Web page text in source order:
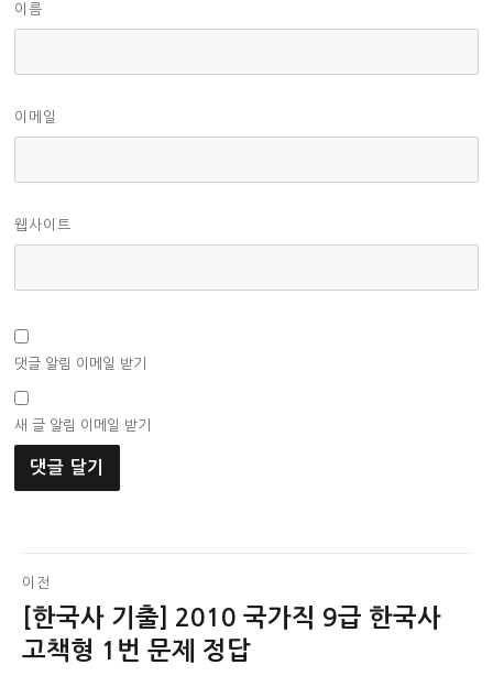
이름
이메일
웹사이트
댓글 알림 이메일 받기
새 글 알림 이메일 받기
글
탐
이전
이
전
[한국사 기출] 2010 국가직 9급 한국사
고책형 1번 문제 정답